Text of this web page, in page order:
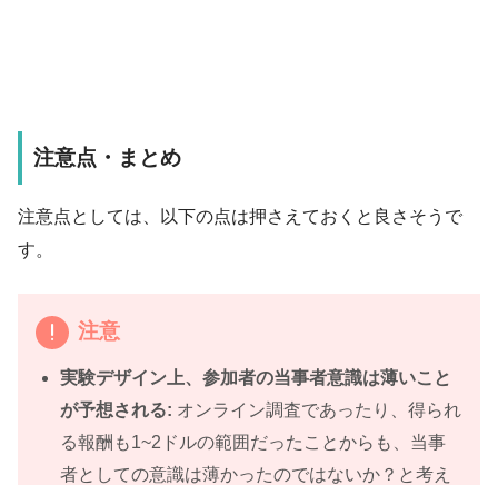
注意点・まとめ
注意点としては、以下の点は押さえておくと良さそうで
す。
注意
実験デザイン上、参加者の当事者意識は薄いこと
が予想される: オンライン調査であったり、得られ
る報酬も1~2ドルの範囲だったことからも、当事
者としての意識は薄かったのではないか？と考え